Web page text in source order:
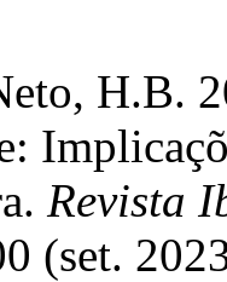
H.B.
Revista
(set.